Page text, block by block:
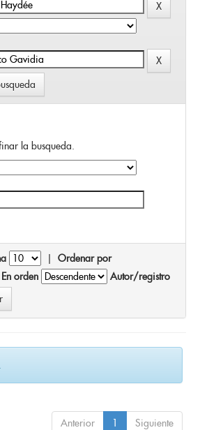
la busqueda.
| Ordenar por
En orden
Autor/registro
Anterior 1 Siguiente